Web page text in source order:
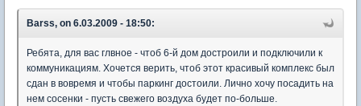
Barss, on 6.03.2009 - 18:50:
Ребята, для вас глвное - чтоб 6-й дом достроили и подключили к
коммуникациям. Хочется верить, чтоб этот красивый комплекс был
сдан в вовремя и чтобы паркинг достоили. Лично хочу посадить на
нем сосенки - пусть свежего воздуха будет по-больше.